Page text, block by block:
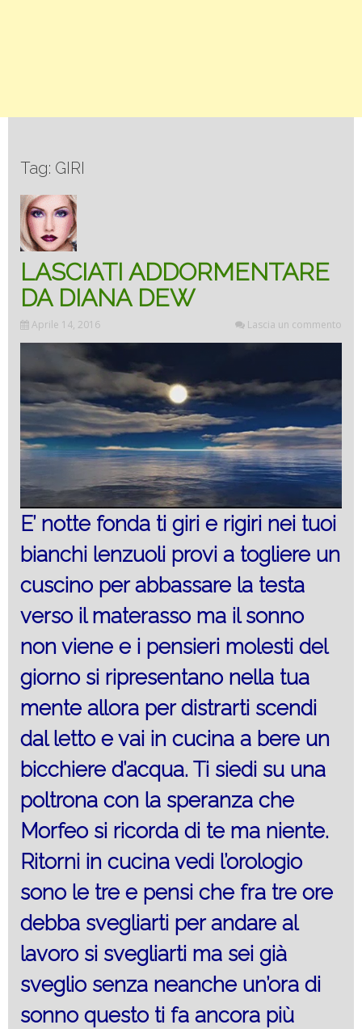
Tag: GIRI
LASCIATI ADDORMENTARE
DA DIANA DEW
Aprile 14, 2016 Lascia un commento
E’ notte fonda ti giri e rigiri nei tuoi
bianchi lenzuoli provi a togliere un
cuscino per abbassare la testa
verso il materasso ma il sonno
non viene e i pensieri molesti del
giorno si ripresentano nella tua
mente allora per distrarti scendi
dal letto e vai in cucina a bere un
bicchiere d’acqua. Ti siedi su una
poltrona con la speranza che
Morfeo si ricorda di te ma niente.
Ritorni in cucina vedi l’orologio
sono le tre e pensi che fra tre ore
debba svegliarti per andare al
lavoro si svegliarti ma sei già
sveglio senza neanche un’ora di
sonno questo ti fa ancora più